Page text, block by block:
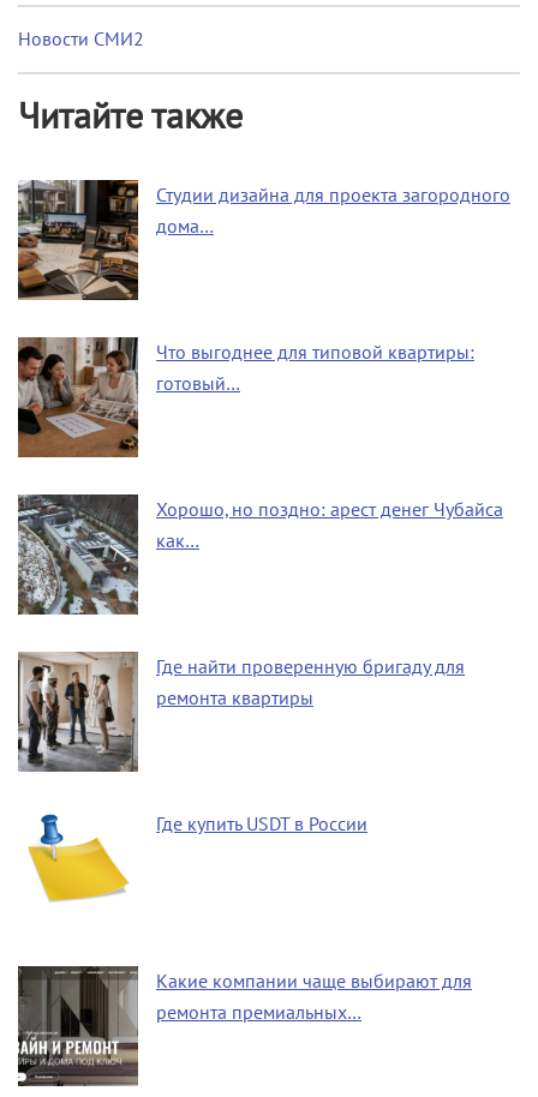
Новости СМИ2
Читайте также
Студии дизайна для проекта загородного
дома…
Что выгоднее для типовой квартиры:
готовый…
Хорошо, но поздно: арест денег Чубайса
как…
Где найти проверенную бригаду для
ремонта квартиры
Где купить USDT в России
Какие компании чаще выбирают для
ремонта премиальных…